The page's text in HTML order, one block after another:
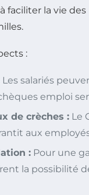
faciliter la vie
:
Les salariés
emploi
de crèches : Le
aux
: Pour une
la possibilité